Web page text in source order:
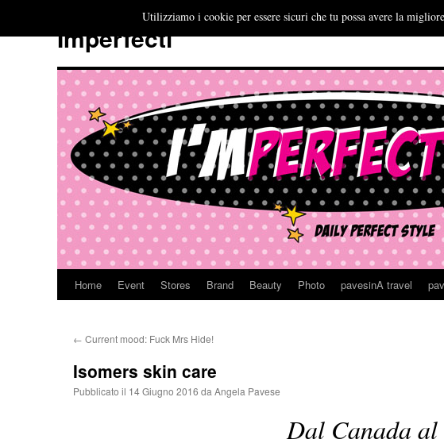
Imperfecti
Vai
contenuto
Home Event Stores Brand Beauty Photo pavesinA travel
← Current mood: Fuck Mrs Hide!
Isomers skin care
Pubblicato il 14 Giugno 2016 da Angela Pavese
Dal Canada
Utilizziamo i cookie per essere sicuri che tu possa avere la